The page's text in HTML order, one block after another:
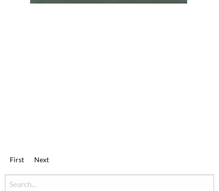
First Next
Search